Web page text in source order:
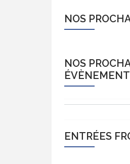
NOS
NOS
ENTRÉES